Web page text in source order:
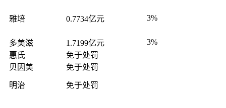
雅培 0.7734亿元 3%
多美滋 1.7199亿元
3%
惠氏
免于处罚
贝因美
免于处罚
明治 免于处罚